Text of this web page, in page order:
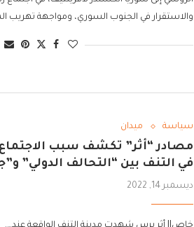
والاستقرار في الجنوب السوري، ومواجهة تهريب
سياسة ميدان
مصادر “أثر” تكشف سبب الاجتماع
في التنف بين “التحالف الدولي”
ديسمبر 14, 2022